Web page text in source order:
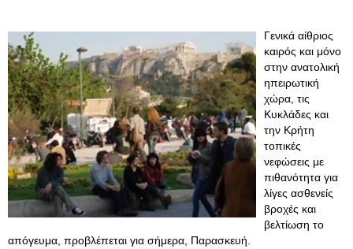
Γενικά αίθριος
καιρός και μόνο
στην ανατολική
ηπειρωτική
χώρα, τις
Κυκλάδες και
την Κρήτη
τοπικές
νεφώσεις με
πιθανότητα για
λίγες ασθενείς
βροχές και
βελτίωση το
απόγευμα, προβλέπεται για σήμερα, Παρασκευή.